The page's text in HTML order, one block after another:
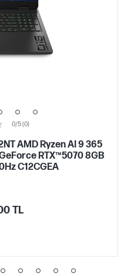
0/5 (0)
AMD Ryzen AI 9 365
RTX™5070 8GB
C12CGEA
TL